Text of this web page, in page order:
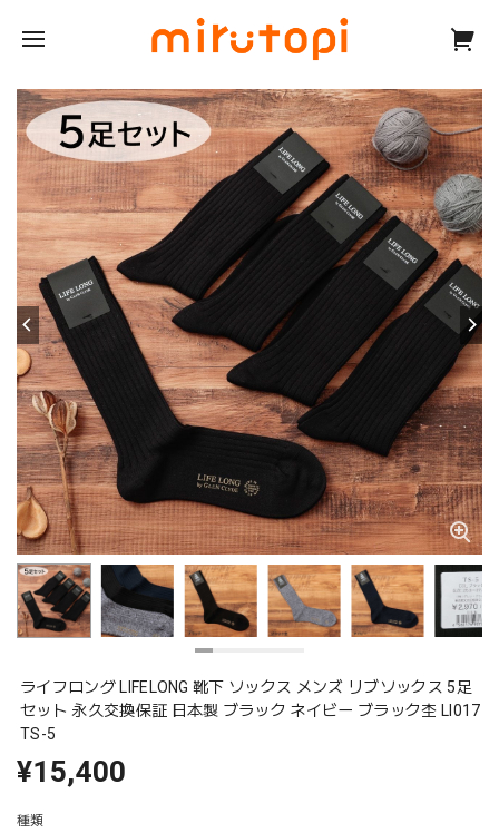
ライフロング LIFELONG 靴下 ソックス メンズ リブソックス 5足
セット 永久交換保証 日本製 ブラック ネイビー ブラック杢 Ll017
TS-5
¥15,400
種類